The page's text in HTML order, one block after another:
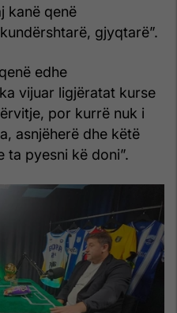
kanë qenë
gjyqtarë”.
edhe
vijuar ligjëratat kurse
por kurrë nuk i
asnjëherë dhe këtë
ta pyesni kë doni”.